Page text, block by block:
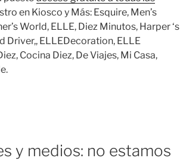
en Kiosco y Más: Esquire, Men’s
World, ELLE, Diez Minutos, Harper ‘s
Driver,, ELLEDecoration, ELLE
Cocina Diez, De Viajes, Mi Casa,
y medios: no estamos